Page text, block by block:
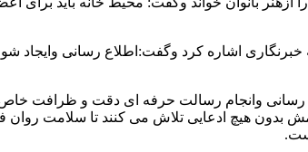
اشاره کرد وگفت:اطلاع رسانی وایجاد
رسانی وانجام رسالت حرفه ای دقت و ظرافت
بدون هیچ ادعایی تلاش می کنند تا سلامت